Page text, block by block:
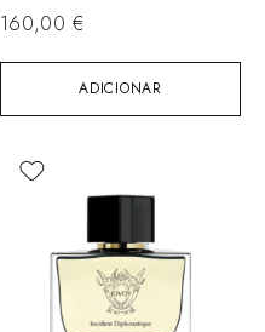
ADICIONAR
160,00 €